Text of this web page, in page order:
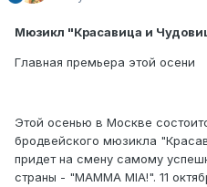
Мюзикл "Красавица и
Главная премьера этой осени
Этой осенью в Москве
бродвейского мюзикла
придет на смену самому
страны - "MAMMA MIA!". 11